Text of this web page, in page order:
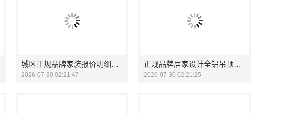
城区正规品牌家装报价明细：顶派全铝高端定制让您明明白白消费
2026-07-30 02:21:47
正规品牌居家设计全铝吊顶：顶派全铝高端定制打造美观实用的天花板
2026-07-30 02:21:25